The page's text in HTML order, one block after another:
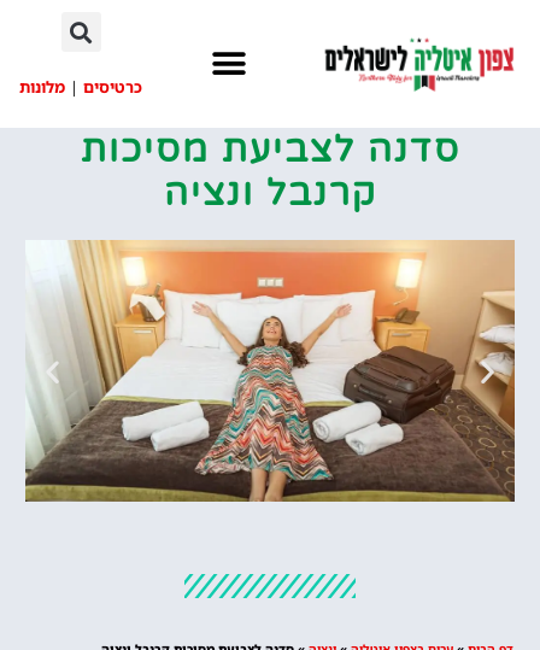
כרטיסים | מלונות
סדנה לצביעת מסיכות
קרנבל ונציה
מציאת מלון